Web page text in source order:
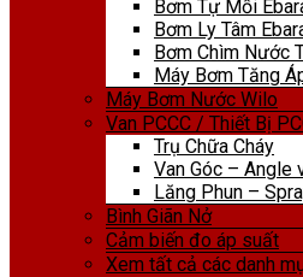
Bơm Tự Mồi
Bơm Ly Tâm
Bơm Chìm Nước
Máy Bơm Tăng
Máy Bơm Nước Wilo
Van PCCC / Thiết Bị
Trụ Chữa Cháy
Van Góc – Angle
Lăng Phun –
Bình Giãn Nở
Cảm biến đo áp suất
Xem tất cả các danh